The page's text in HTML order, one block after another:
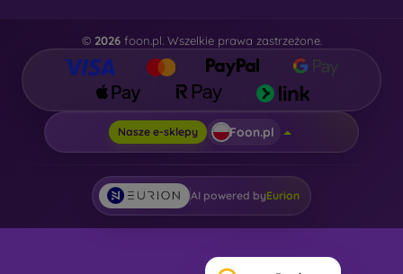
© 2026foon.pl. Wszelkie prawa zastrzeżone.
Nasze e-sklepy Foon.pl
AI powered byEurion